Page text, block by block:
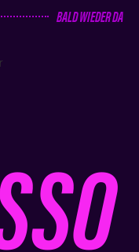
BALD WIEDER DA